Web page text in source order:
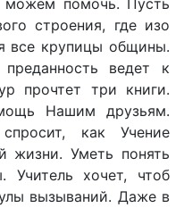
можем помочь. Пусть
строения, где изо
все крупицы общины.
ведет к
прочтет три книги.
Нашим друзьям.
как Учение
жизни. Уметь понять
хочет, чтоб
вызываний. Даже в